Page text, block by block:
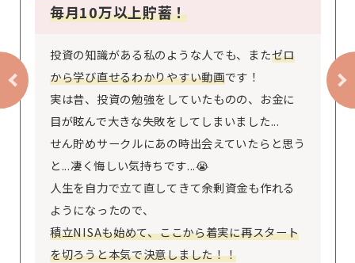
毎月10万以上貯蓄！
投資の知識がある私のような人でも、またゼロ
から学び直せるわかりやすい動画です！
実は昔、投資の勉強をしていたものの、お金に
目が眩んで大きな失敗をしてしまいました...
せん貯めサークルにあの時出会えていたらと思う
と...凄く悔しい気持ちです...😭
人生を自力で立て直してきて余剰資金も作れる
ようになったので、
積立NISAも始めて、ここから着実に再スタート
を切ろうと本気で決意しました！！